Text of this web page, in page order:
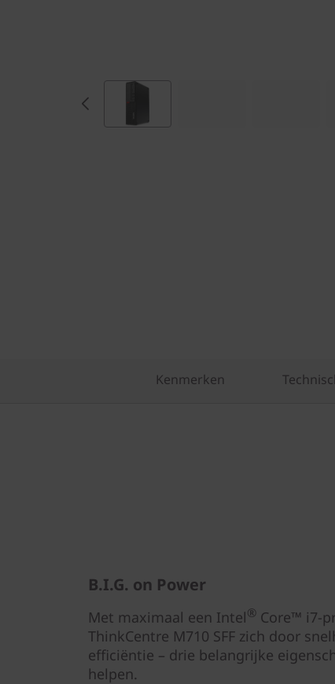
Kenmerken
B.I.G. on Power
Met maximaal een Intel® Core™ i7-
ThinkCentre M710 SFF zich door
efficiëntie – drie belangrijke
helpen.